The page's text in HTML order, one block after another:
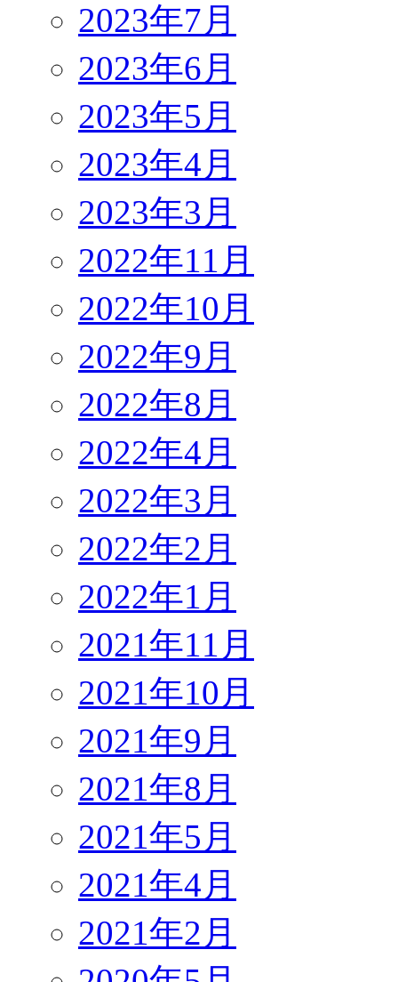
2023年7月
2023年6月
2023年5月
2023年4月
2023年3月
2022年11月
2022年10月
2022年9月
2022年8月
2022年4月
2022年3月
2022年2月
2022年1月
2021年11月
2021年10月
2021年9月
2021年8月
2021年5月
2021年4月
2021年2月